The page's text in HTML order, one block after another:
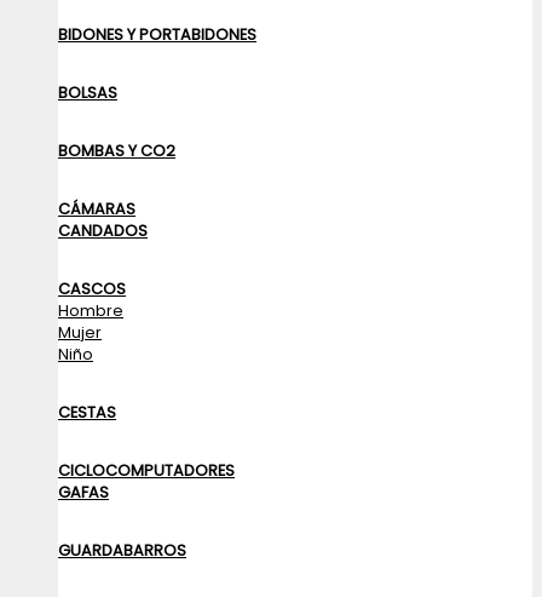
BIDONES Y PORTABIDONES
BOLSAS
BOMBAS Y CO2
CÁMARAS
CANDADOS
CASCOS
Hombre
Mujer
Niño
CESTAS
CICLOCOMPUTADORES
GAFAS
GUARDABARROS